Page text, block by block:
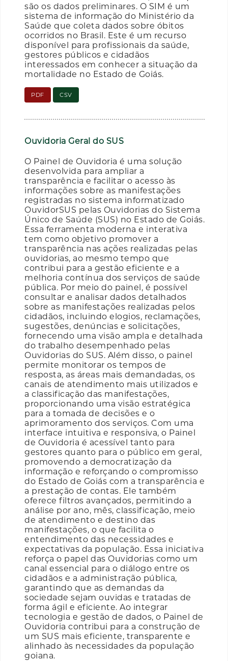
são os dados preliminares. O SIM é um
sistema de informação do Ministério da
Saúde que coleta dados sobre óbitos
ocorridos no Brasil. Este é um recurso
disponível para profissionais da saúde,
gestores públicos e cidadãos
interessados em conhecer a situação da
mortalidade no Estado de Goiás.
PDF CSV
Ouvidoria Geral do SUS
O Painel de Ouvidoria é uma solução
desenvolvida para ampliar a
transparência e facilitar o acesso às
informações sobre as manifestações
registradas no sistema informatizado
OuvidorSUS pelas Ouvidorias do Sistema
Único de Saúde (SUS) no Estado de Goiás.
Essa ferramenta moderna e interativa
tem como objetivo promover a
transparência nas ações realizadas pelas
ouvidorias, ao mesmo tempo que
contribui para a gestão eficiente e a
melhoria contínua dos serviços de saúde
pública. Por meio do painel, é possível
consultar e analisar dados detalhados
sobre as manifestações realizadas pelos
cidadãos, incluindo elogios, reclamações,
sugestões, denúncias e solicitações,
fornecendo uma visão ampla e detalhada
do trabalho desempenhado pelas
Ouvidorias do SUS. Além disso, o painel
permite monitorar os tempos de
resposta, as áreas mais demandadas, os
canais de atendimento mais utilizados e
a classificação das manifestações,
proporcionando uma visão estratégica
para a tomada de decisões e o
aprimoramento dos serviços. Com uma
interface intuitiva e responsiva, o Painel
de Ouvidoria é acessível tanto para
gestores quanto para o público em geral,
promovendo a democratização da
informação e reforçando o compromisso
do Estado de Goiás com a transparência e
a prestação de contas. Ele também
oferece filtros avançados, permitindo a
análise por ano, mês, classificação, meio
de atendimento e destino das
manifestações, o que facilita o
entendimento das necessidades e
expectativas da população. Essa iniciativa
reforça o papel das Ouvidorias como um
canal essencial para o diálogo entre os
cidadãos e a administração pública,
garantindo que as demandas da
sociedade sejam ouvidas e tratadas de
forma ágil e eficiente. Ao integrar
tecnologia e gestão de dados, o Painel de
Ouvidoria contribui para a construção de
um SUS mais eficiente, transparente e
alinhado às necessidades da população
goiana.